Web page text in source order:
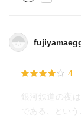
人間にとって
とよい場所に
描かれてる。
インドラの網
ある日祭りに
トを見、バイ
ごした。
するといつの
4
銀河鉄道の夜
である、とい